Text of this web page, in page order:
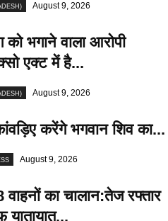
August 9, 2026
को भगाने वाला आरोपी
एक्ट में है...
August 9, 2026
करेंगे भगवान शिव का...
August 9, 2026
वाहनों का चालान:तेज रफ्तार